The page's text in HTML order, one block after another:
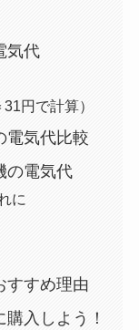
気代
円で計算）
電気代比較
の電気代
に
すすめ理由
入しよう！